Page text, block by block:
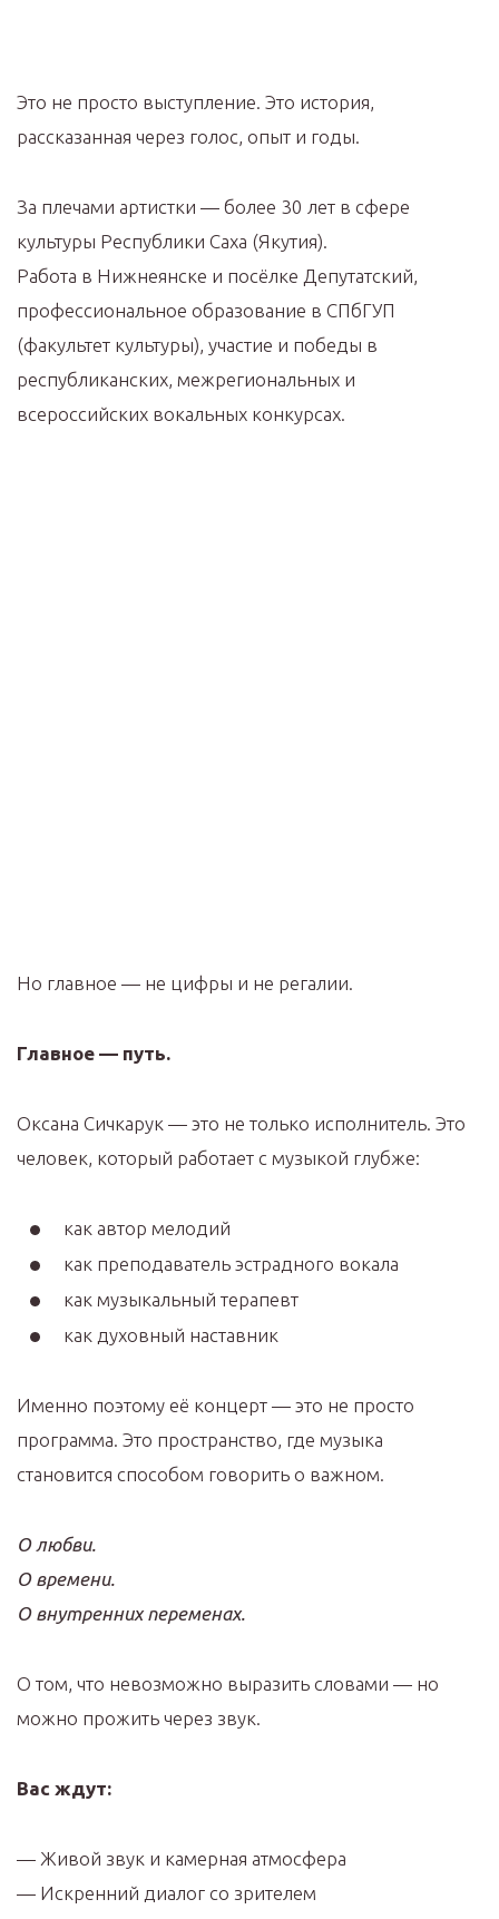
Это не просто выступление. Это история,
рассказанная через голос, опыт и годы.
За плечами артистки — более 30 лет в сфере
культуры Республики Саха (Якутия).
Работа в Нижнеянске и посёлке Депутатский,
профессиональное образование в СПбГУП
(факультет культуры), участие и победы в
республиканских, межрегиональных и
всероссийских вокальных конкурсах.
Но главное — не цифры и не регалии.
Главное — путь.
Оксана Сичкарук — это не только исполнитель. Это
человек, который работает с музыкой глубже:
как автор мелодий
как преподаватель эстрадного вокала
как музыкальный терапевт
как духовный наставник
Именно поэтому её концерт — это не просто
программа. Это пространство, где музыка
становится способом говорить о важном.
О любви.
О времени.
О внутренних переменах.
О том, что невозможно выразить словами — но
можно прожить через звук.
Вас ждут:
— Живой звук и камерная атмосфера
— Искренний диалог со зрителем